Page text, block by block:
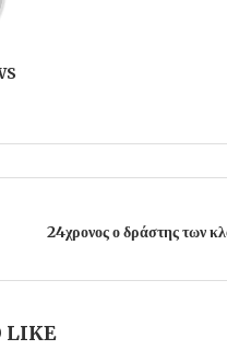
24χρονος ο δράστης των
LIKE